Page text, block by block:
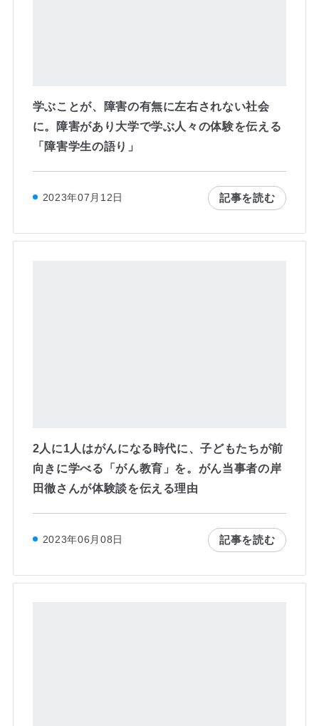
学ぶことが、障害の有無に左右されない社会
に。障害があり大学で学ぶ人々の体験を伝える
「障害学生の語り」
2023年07月12日 記事を読む
2人に1人はがんになる時代に、子どもたちが前
向きに学べる「がん教育」を。がん当事者の岸
田徹さんが体験談を伝える理由
2023年06月08日 記事を読む